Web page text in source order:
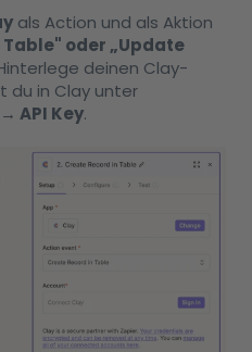
als Action und als Aktion
oder „Update
deinen Clay-
du in Clay unter
API Key.